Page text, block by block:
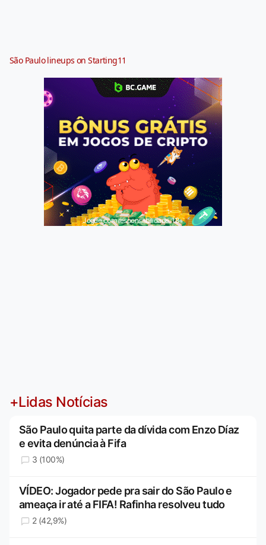
São Paulo lineups on Starting11
Jogue com responsabilidade. 18+
+Lidas Notícias
São Paulo quita parte da dívida com Enzo Díaz
e evita denúncia à Fifa
3 (100%)
VÍDEO: Jogador pede pra sair do São Paulo e
ameaça ir até a FIFA! Rafinha resolveu tudo
2 (42,9%)